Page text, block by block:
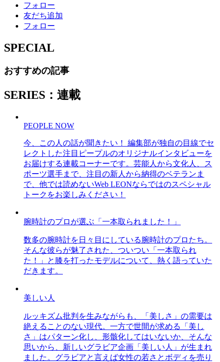
フォロー
友だち追加
フォロー
SPECIAL
おすすめの記事
SERIES：連載
PEOPLE NOW
今、この人の話が聞きたい！ 編集部が独自の目線でセ
レクトした注目ピープルのオリジナルインタビューを
お届けする連載コーナーです。芸能人から文化人、ス
ポーツ選手まで、注目の新人から納得のベテランま
で、他では読めないWeb LEONならではのスペシャル
トークをお楽しみください！
腕時計のプロが選ぶ「一本取られました！」
数多の腕時計を日々目にしている腕時計のプロたち。
そんな彼らが魅了された、ついつい「一本取られ
た！」と膝を打ったモデルについて、熱く語っていた
だきます。
美しい人
ルッキズム批判を生みながらも、「美しさ」の需要は
絶えることのない現代。一方で世間が求める「美し
さ」はパターン化し、形骸化してはいないか、そんな
思いから、新しいグラビア企画「美しい人」が生まれ
ました。グラビアと言えば女性の若さとボディを売り